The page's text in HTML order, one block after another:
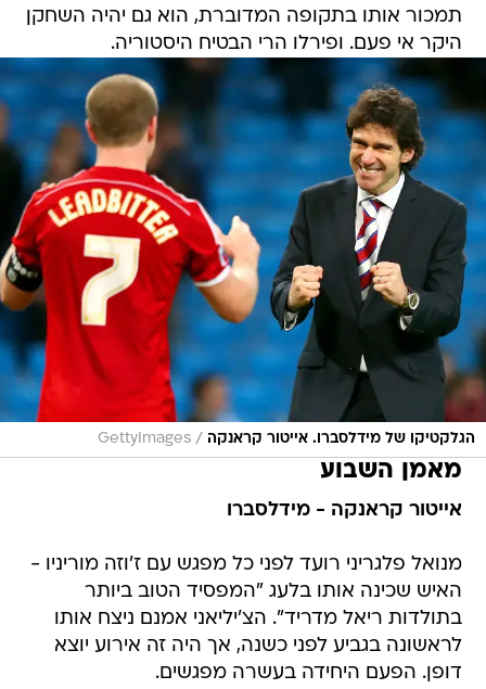
תמכור אותו בתקופה המדוברת, הוא גם יהיה השחקן
היקר אי פעם. ופירלו הרי הבטיח היסטוריה.
הגלקטיקו של מידלסברו. אייטור קראנקה /
GettyImages
מאמן השבוע
אייטור קראנקה - מידלסברו
מנואל פלגריני רועד לפני כל מפגש עם ז'וזה מוריניו -
האיש שכינה אותו בלעג "המפסיד הטוב ביותר
בתולדות ריאל מדריד". הצ'יליאני אמנם ניצח אותו
לראשונה בגביע לפני כשנה, אך היה זה אירוע יוצא
דופן. הפעם היחידה בעשרה מפגשים.